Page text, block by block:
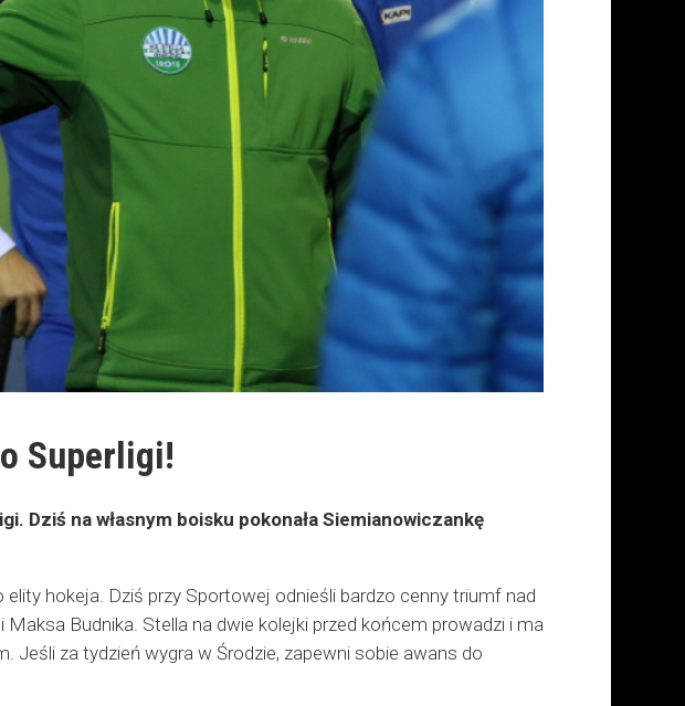
Superligi!
Dziś na własnym boisku pokonała Siemianowiczankę
hokeja. Dziś przy Sportowej odnieśli bardzo cenny triumf nad
Budnika. Stella na dwie kolejki przed końcem prowadzi i ma
Jeśli za tydzień wygra w Środzie, zapewni sobie awans do